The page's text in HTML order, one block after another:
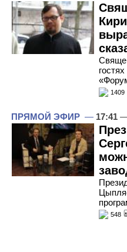
1409
ПРЯМОЙ ЭФИР — 17:41 —
548